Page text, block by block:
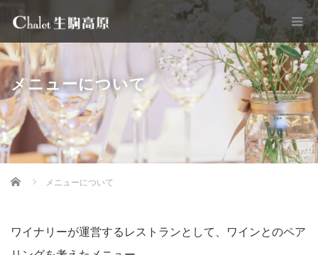
メニューについて
Home メニューについて
ワイナリーが運営するレストランとして、ワインとのペア